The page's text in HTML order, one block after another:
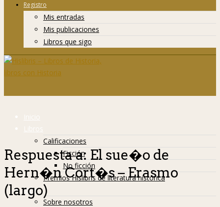
Registro
Mis entradas
Mis publicaciones
Libros que sigo
Inicio
Libros
Calificaciones
Ficción
No ficción
Premios Hislibris de literatura histórica
Info
Sobre nosotros
Respuesta a: El sue�o de
Hern�n Cort�s – Erasmo
(largo)